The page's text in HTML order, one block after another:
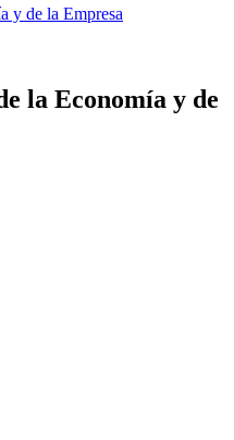
y de la Empresa
la Economía y de